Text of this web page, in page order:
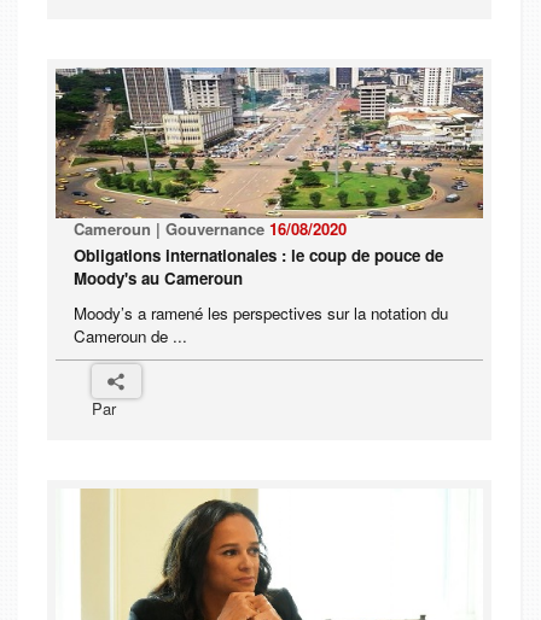
Cameroun | Gouvernance 16/08/2020
Obligations internationales : le coup de pouce de
Moody's au Cameroun
Moody’s a ramené les perspectives sur la notation du
Cameroun de ...
Par